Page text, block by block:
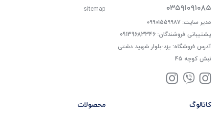
۰۳۵۹۱۰۹۱۰۸۵
مدیر سایت: ۰۹۹۰۱۵۵۹۹۸۷
پشتیبانی فروشندگان: 09139683346
آدرس فروشگاه: یزد-بلوار شهید دشتی
نبش کوچه 45
sitemap
کاتالوگ محصولات